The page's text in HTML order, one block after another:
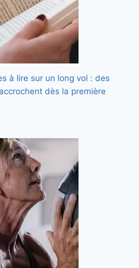
à lire sur un long vol : des
dès la première